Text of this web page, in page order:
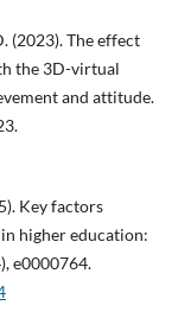
(2023). The effect
the 3D-virtual
and attitude.
Key factors
higher education:
e0000764.